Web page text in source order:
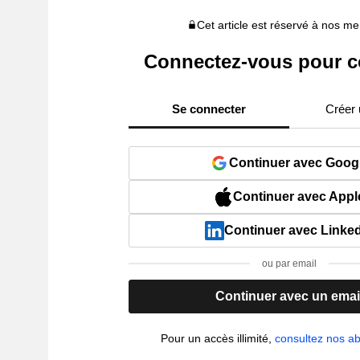
Cet article est réservé à nos
Connectez-vous pour
Se connecter Créer
Continuer avec
Continuer avec
Continuer avec
ou par email
Continuer avec un email
Pour un accès illimité,consultez nos